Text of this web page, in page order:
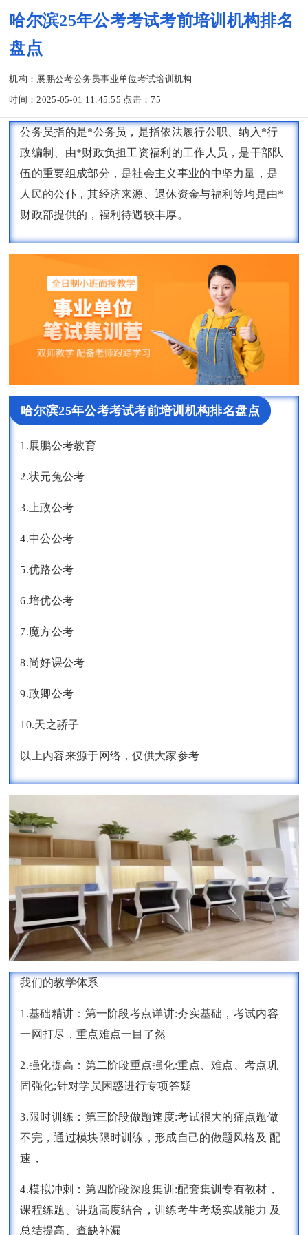
哈尔滨25年公考考试考前培训机构排名
盘点
机构：展鹏公考公务员事业单位考试培训机构
时间：2025-05-01 11:45:55 点击：75
公务员指的是*公务员，是指依法履行公职、纳入*行
政编制、由*财政负担工资福利的工作人员，是干部队
伍的重要组成部分，是社会主义事业的中坚力量，是
人民的公仆，其经济来源、退休资金与福利等均是由*
财政部提供的，福利待遇较丰厚。
哈尔滨25年公考考试考前培训机构排名盘点
1.展鹏公考教育
2.状元兔公考
3.上政公考
4.中公公考
5.优路公考
6.培优公考
7.魔方公考
8.尚好课公考
9.政卿公考
10.天之骄子
以上内容来源于网络，仅供大家参考
我们的教学体系
1.基础精讲：第一阶段考点详讲:夯实基础，考试内容
一网打尽，重点难点一目了然
2.强化提高：第二阶段重点强化:重点、难点、考点巩
固强化;针对学员困惑进行专项答疑
3.限时训练：第三阶段做题速度:考试很大的痛点题做
不完，通过模块限时训练，形成自己的做题风格及 配
速，
4.模拟冲刺：第四阶段深度集训:配套集训专有教材，
课程练题、讲题高度结合，训练考生考场实战能力 及
总结提高、查缺补漏